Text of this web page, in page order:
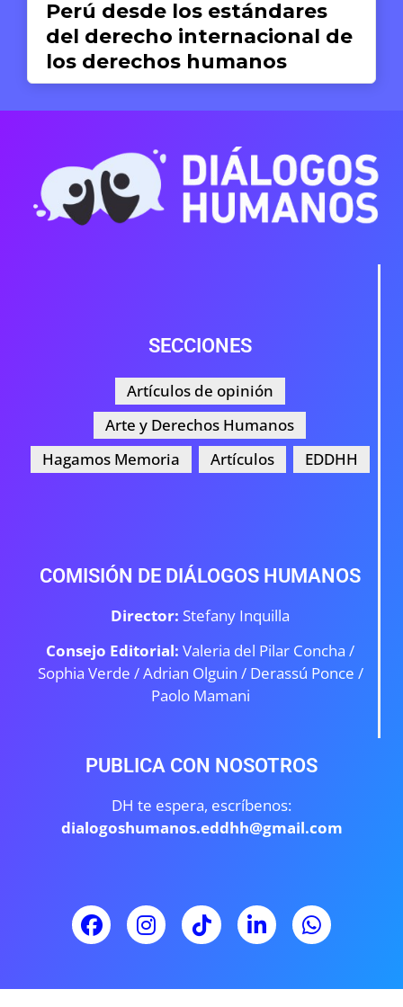
de
Silvana Dextre
17 DE JUNIO DE 2026
SECCIONES
Artículos de opinión
Arte y Derechos Humanos
Hagamos Memoria
Artículos EDDHH
COMISIÓN DE DIÁLOGOS HUMANOS
Director: Stefany Inquilla
Consejo Editorial: Valeria del Pilar Concha /
Sophia Verde /Adrian Olguin / Derassú Ponce /
Paolo Mamani
PUBLICA CON NOSOTROS
DH te espera, escríbenos:
dialogoshumanos.eddhh@gmail.com